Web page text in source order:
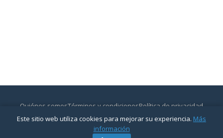
Este sitio web utiliza cookies para mejorar su experiencia. Más
información
Quiénes somosTérminos y condicionesPolítica de privacidad
Contactar
CajasyBancos.com— Todos los derechos reservados.